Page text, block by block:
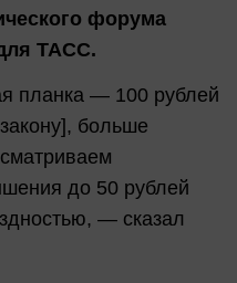
форума
ТАСС.
планка — 100 рублей
больше
до 50 рублей
— сказал